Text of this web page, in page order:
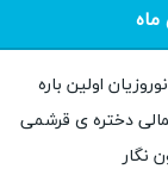
ماه
اولین باره
دختره ی قرشمی
نگار